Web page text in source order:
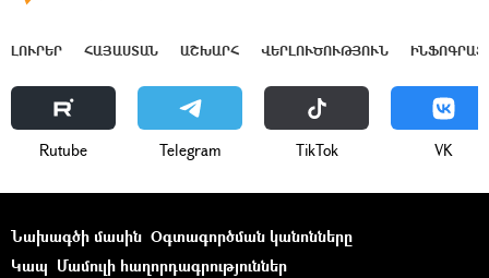
ԼՈՒՐԵՐ ՀԱՅԱՍՏԱՆ ԱՇԽԱՐՀ ՎԵՐԼՈՒԾՈՒԹՅՈՒՆ
Rutube Telegram ТikТоk VK
Նախագծի մասին Օգտագործման կանոնները
Կապ Մամուլի հաղորդագրություններ